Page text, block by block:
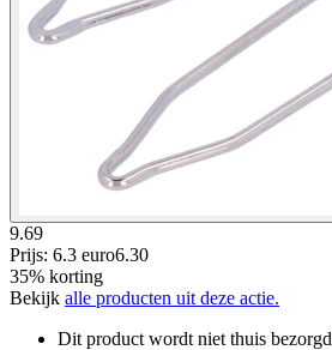
9.69
Prijs: 6.3 euro6.30
35% korting
Bekijk alle producten uit deze actie.
Dit product wordt niet thuis bezorgd